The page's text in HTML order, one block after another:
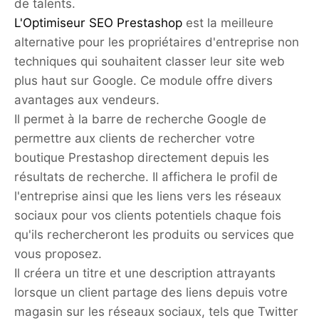
de talents.
L'Optimiseur SEO Prestashop est la meilleure
alternative pour les propriétaires d'entreprise non
techniques qui souhaitent classer leur site web
plus haut sur Google. Ce module offre divers
avantages aux vendeurs.
Il permet à la barre de recherche Google de
permettre aux clients de rechercher votre
boutique Prestashop directement depuis les
résultats de recherche. Il affichera le profil de
l'entreprise ainsi que les liens vers les réseaux
sociaux pour vos clients potentiels chaque fois
qu'ils rechercheront les produits ou services que
vous proposez.
Il créera un titre et une description attrayants
lorsque un client partage des liens depuis votre
magasin sur les réseaux sociaux, tels que Twitter